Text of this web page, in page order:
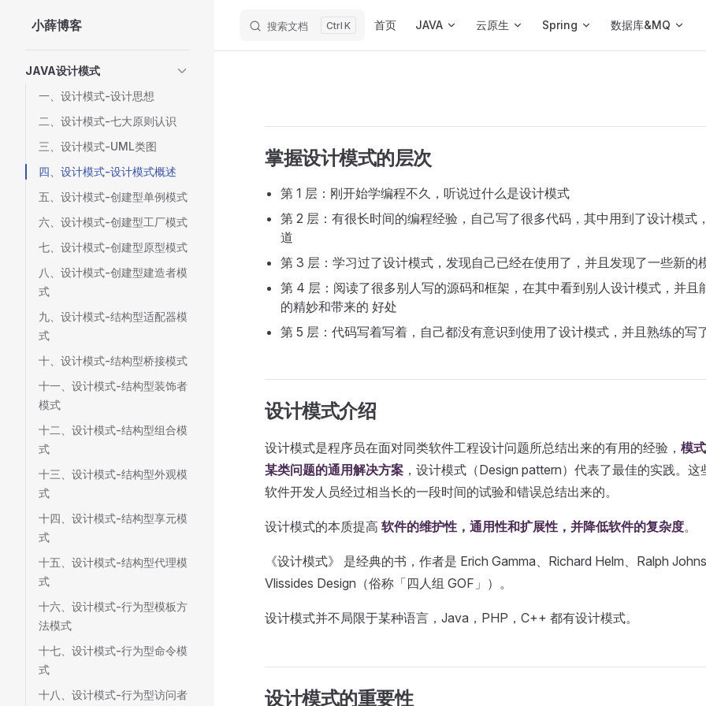
Skip to content
小薛博客 搜索文档 K 首页 JAVA 云原生 Spring 数据库&MQ
JAVA设计模式
一、设计模式-设计思想
二、设计模式-七大原则认识
三、设计模式-UML类图
四、设计模式-设计模式概述
五、设计模式-创建型单例模式
六、设计模式-创建型工厂模式
七、设计模式-创建型原型模式
八、设计模式-创建型建造者模
式
九、设计模式-结构型适配器模
式
十、设计模式-结构型桥接模式
十一、设计模式-结构型装饰者
模式
十二、设计模式-结构型组合模
式
十三、设计模式-结构型外观模
式
十四、设计模式-结构型享元模
式
十五、设计模式-结构型代理模
式
十六、设计模式-行为型模板方
法模式
十七、设计模式-行为型命令模
式
十八、设计模式-行为型访问者
掌握设计模式的层次
第 1 层：刚开始学编程不久，听说过什么是设计模式
第 2 层：有很长时间的编程经验，自己写了很多代码，其中用到了设计模式
道
第 3 层：学习过了设计模式，发现自己已经在使用了，并且发现了一些新的
第 4 层：阅读了很多别人写的源码和框架，在其中看到别人设计模式，并且
的精妙和带来的 好处
第 5 层：代码写着写着，自己都没有意识到使用了设计模式，并且熟练的写
设计模式介绍
设计模式是程序员在面对同类软件工程设计问题所总结出来的有用的经验， 模
某类问题的通用解决方案 ，设计模式（Design pattern）代表了最佳的实践。
软件开发人员经过相当长的一段时间的试验和错误总结出来的。
设计模式的本质提高 软件的维护性，通用性和扩展性，并降低软件的复杂度。
《设计模式》 是经典的书，作者是 Erich Gamma、Richard Helm、Ralph
Vlissides Design（俗称「四人组 GOF」）。
设计模式并不局限于某种语言，Java，PHP，C++ 都有设计模式。
设计模式的重要性